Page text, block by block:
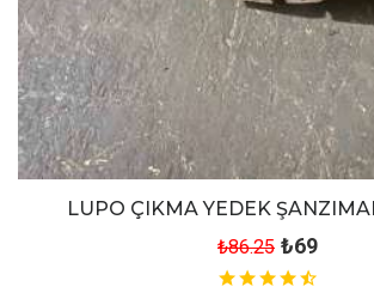
LUPO ÇIKMA YEDEK
₺86.25 ₺69